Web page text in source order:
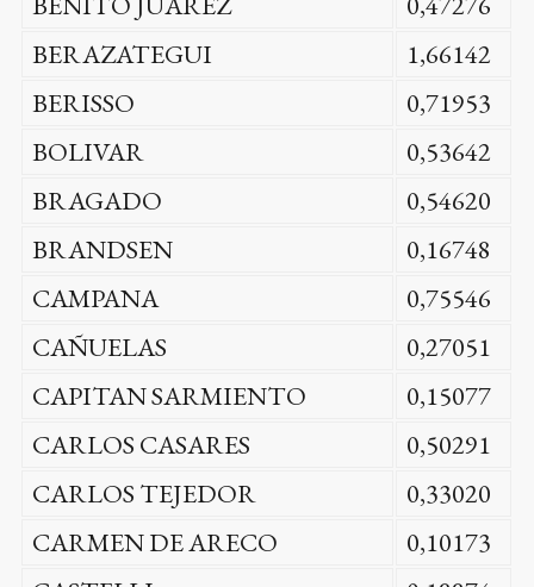
BERAZATEGUI
1,66142
BERISSO
0,71953
BOLIVAR
0,53642
BRAGADO
0,54620
BRANDSEN
0,16748
CAMPANA
0,75546
CAÑUELAS
0,27051
CAPITAN SARMIENTO
0,15077
CARLOS CASARES
0,50291
CARLOS TEJEDOR
0,33020
CARMEN DE ARECO
0,10173